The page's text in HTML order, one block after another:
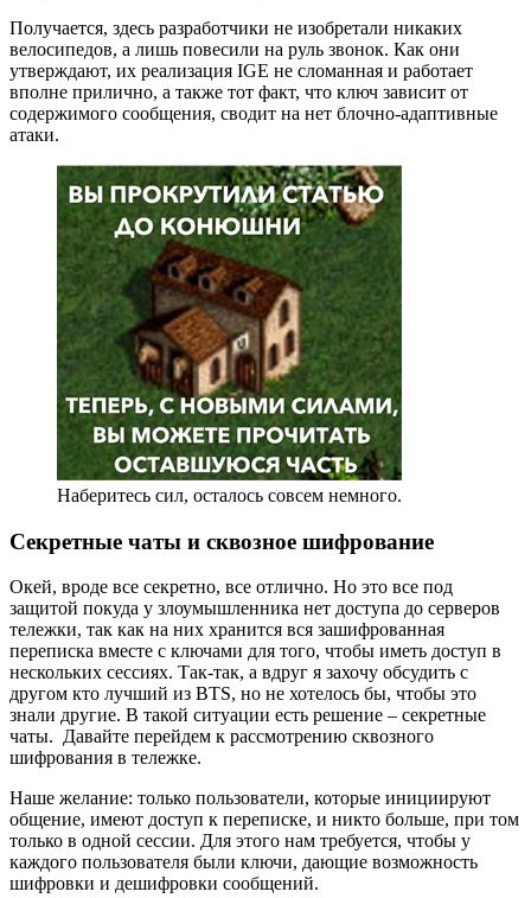
Получается, здесь разработчики не изобретали никаких
велосипедов, а лишь повесили на руль звонок. Как они
утверждают, их реализация IGE не сломанная и работает
вполне прилично, а также тот факт, что ключ зависит от
содержимого сообщения, сводит на нет блочно-адаптивные
атаки.
Наберитесь сил, осталось совсем немного.
Секретные чаты и сквозное шифрование
Окей, вроде все секретно, все отлично. Но это все под
защитой покуда у злоумышленника нет доступа до серверов
тележки, так как на них хранится вся зашифрованная
переписка вместе с ключами для того, чтобы иметь доступ в
нескольких сессиях. Так-так, а вдруг я захочу обсудить с
другом кто лучший из BTS, но не хотелось бы, чтобы это
знали другие. В такой ситуации есть решение – секретные
чаты. Давайте перейдем к рассмотрению сквозного
шифрования в тележке.
Наше желание: только пользователи, которые инициируют
общение, имеют доступ к переписке, и никто больше, при том
только в одной сессии. Для этого нам требуется, чтобы у
каждого пользователя были ключи, дающие возможность
шифровки и дешифровки сообщений.